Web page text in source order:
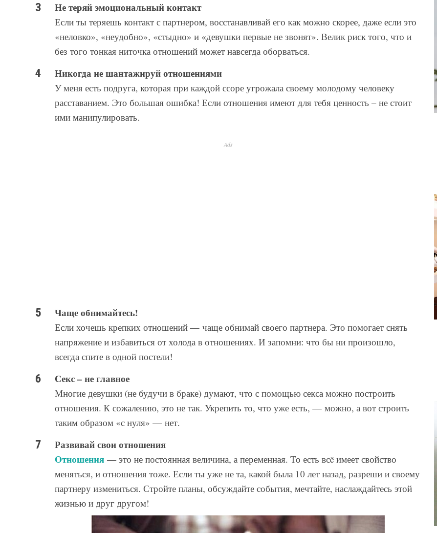
Не теряй эмоциональный контакт
Если ты теряешь контакт с партнером, восстанавливай его как можно скорее, даже если это
«неловко», «неудобно», «стыдно» и «девушки первые не звонят». Велик риск того, что и
без того тонкая ниточка отношений может навсегда оборваться.
Никогда не шантажируй отношениями
У меня есть подруга, которая при каждой ссоре угрожала своему молодому человеку
расставанием. Это большая ошибка! Если отношения имеют для тебя ценность – не стоит
ими манипулировать.
Ads
Чаще обнимайтесь!
Если хочешь крепких отношений — чаще обнимай своего партнера. Это помогает снять
напряжение и избавиться от холода в отношениях. И запомни: что бы ни произошло,
всегда спите в одной постели!
Секс – не главное
Многие девушки (не будучи в браке) думают, что с помощью секса можно построить
отношения. К сожалению, это не так. Укрепить то, что уже есть, — можно, а вот строить
таким образом «с нуля» — нет.
Развивай свои отношения
Отношения — это не постоянная величина, а переменная. То есть всë имеет свойство
меняться, и отношения тоже. Если ты уже не та, какой была 10 лет назад, разреши и своему
партнеру измениться. Стройте планы, обсуждайте события, мечтайте, наслаждайтесь этой
жизнью и друг другом!